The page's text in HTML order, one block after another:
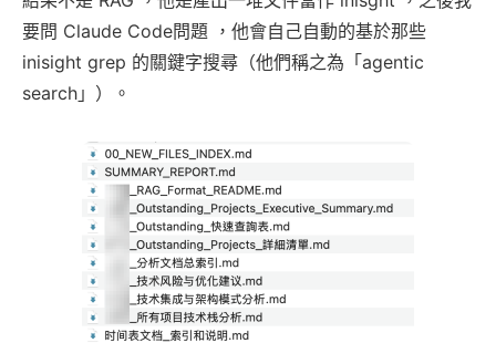
要問 Claude Code問題 ，他會自己自動的基於那些
inisight grep 的關鍵字搜尋（他們稱之為「agentic
search」）。